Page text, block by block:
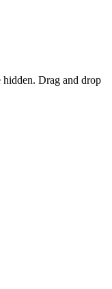
Drag and drop